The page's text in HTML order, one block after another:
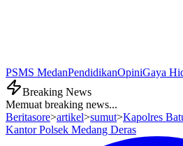
PSMS MedanPendidikanOpiniGaya
Breaking News
Memuat breaking news...
Beritasore>artikel>sumut>Kapolres
Kantor Polsek Medang Deras